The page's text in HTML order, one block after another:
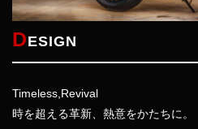
DESIGN
Timeless,Revival
時を超える革新、熱意をかたちに。